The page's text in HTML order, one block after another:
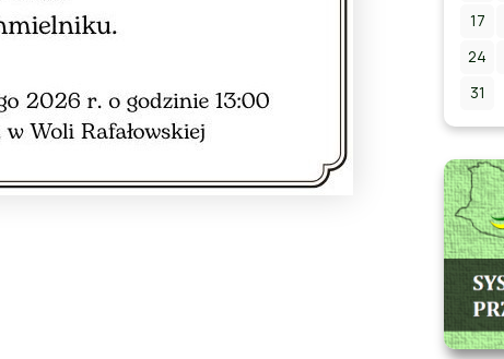
17
24
31